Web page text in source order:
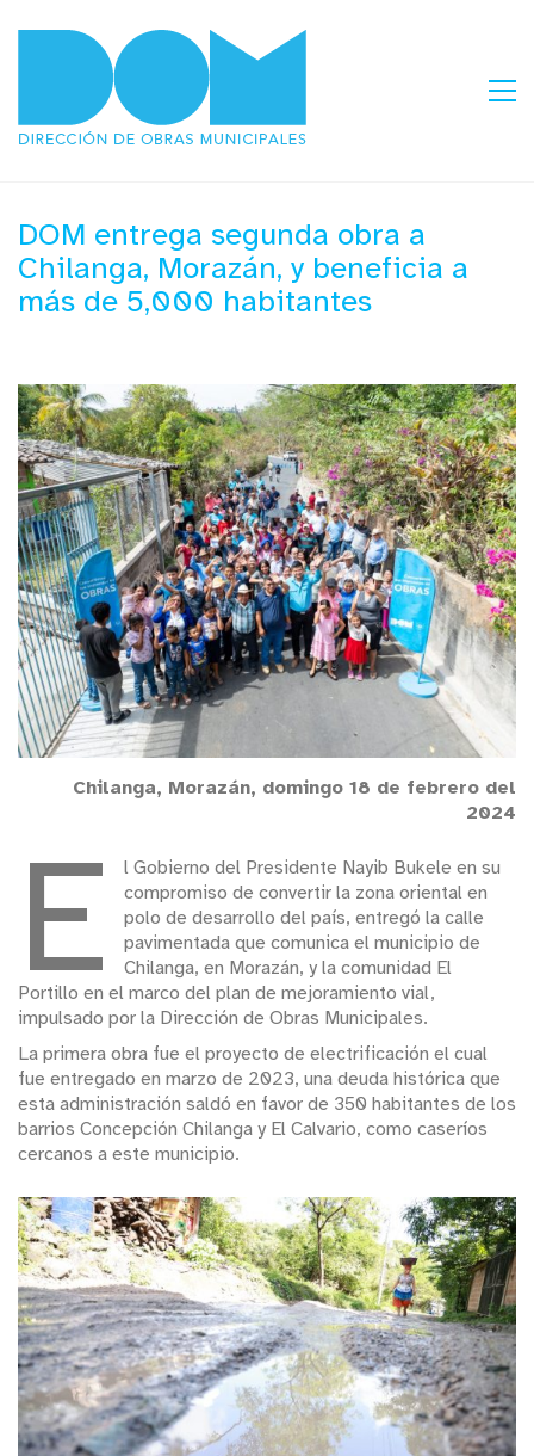
DOM entrega segunda obra a
Chilanga, Morazán, y beneficia a
más de 5,000 habitantes
Chilanga, Morazán, domingo 18 de febrero del
2024
E
l Gobierno del Presidente Nayib Bukele en su
compromiso de convertir la zona oriental en
polo de desarrollo del país, entregó la calle
pavimentada que comunica el municipio de
Chilanga, en Morazán, y la comunidad El
Portillo en el marco del plan de mejoramiento vial,
impulsado por la Dirección de Obras Municipales.
La primera obra fue el proyecto de electrificación el cual
fue entregado en marzo de 2023, una deuda histórica que
esta administración saldó en favor de 350 habitantes de los
barrios Concepción Chilanga y El Calvario, como caseríos
cercanos a este municipio.